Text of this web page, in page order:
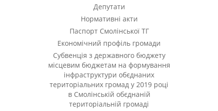
Депутати
Нормативні акти
Паспорт Смолінської ТГ
Економічний профіль громади
Субвенція з державного бюджету
місцевим бюджетам на формування
інфраструктури обєднаних
територіальних громад у 2019 році
в Смолінській обєднаній
територіальній громаді